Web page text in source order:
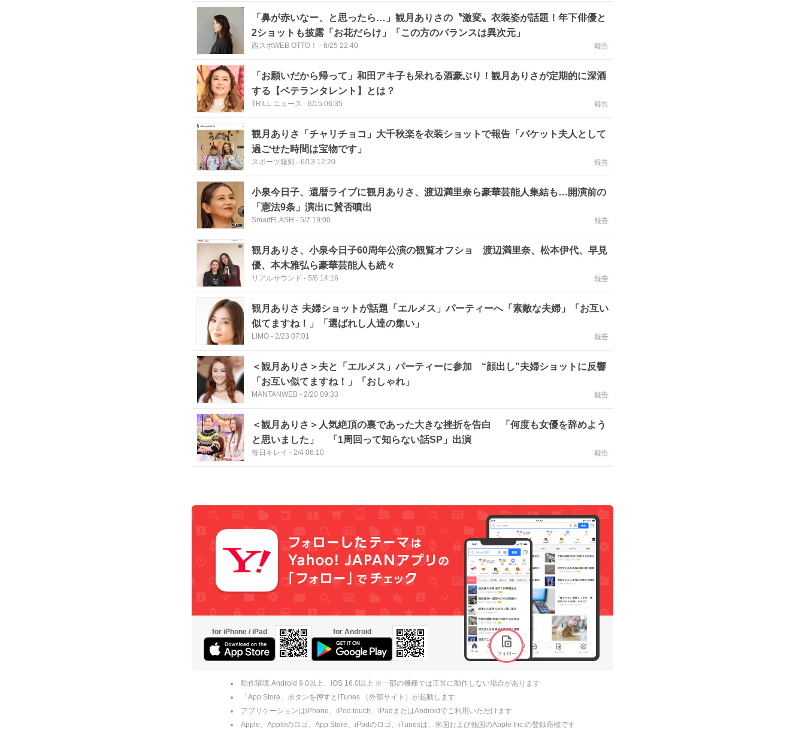
「鼻が赤いなー、と思ったら…」観月ありさの〝激変〟衣装姿が話題！年下俳優と
2ショットも披露「お花だらけ」「この方のバランスは異次元」
西スポWEB OTTO！ - 6/25 22:40 報告
「お願いだから帰って」和田アキ子も呆れる酒豪ぶり！観月ありさが定期的に深酒
する【ベテランタレント】とは？
TRILL ニュース - 6/15 06:35 報告
観月ありさ「チャリチョコ」大千秋楽を衣装ショットで報告「バケット夫人として
過ごせた時間は宝物です」
スポーツ報知 - 6/13 12:20 報告
小泉今日子、還暦ライブに観月ありさ、渡辺満里奈ら豪華芸能人集結も…開演前の
「憲法9条」演出に賛否噴出
SmartFLASH - 5/7 19:00 報告
観月ありさ、小泉今日子60周年公演の観覧オフショ 渡辺満里奈、松本伊代、早見
優、本木雅弘ら豪華芸能人も続々
リアルサウンド - 5/6 14:16 報告
観月ありさ 夫婦ショットが話題「エルメス」パーティーへ「素敵な夫婦」「お互い
似てますね！」「選ばれし人達の集い」
LIMO - 2/23 07:01 報告
＜観月ありさ＞夫と「エルメス」パーティーに参加 “顔出し”夫婦ショットに反響
「お互い似てますね！」「おしゃれ」
MANTANWEB - 2/20 09:33 報告
＜観月ありさ＞人気絶頂の裏であった大きな挫折を告白 「何度も女優を辞めよう
と思いました」 「1周回って知らない話SP」出演
毎日キレイ - 2/4 06:10 報告
for iPhone / iPad for Android
動作環境 Android 9.0以上、iOS 16.0以上 ※一部の機種では正常に動作しない場合があります
「App Store」ボタンを押すとiTunes （外部サイト）が起動します
アプリケーションはiPhone、iPod touch、iPadまたはAndroidでご利用いただけます
Apple、Appleのロゴ、App Store、iPodのロゴ、iTunesは、米国および他国のApple Inc.の登録商標です